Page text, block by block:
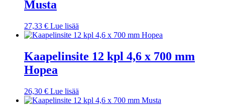
Musta
27,33 € Lue lisää
Kaapelinsite 12 kpl 4,6 x 700 mm
Hopea
26,30 € Lue lisää